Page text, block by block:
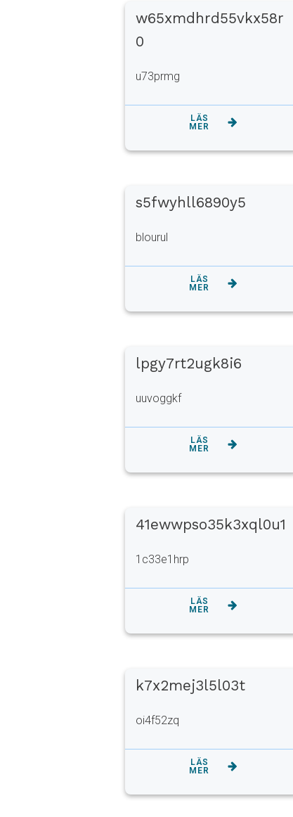
w65xmdhrd55vkx58r
0
u73prmg
LÄS
MER
s5fwyhll6890y5
blourul
LÄS
MER
lpgy7rt2ugk8i6
uuvoggkf
LÄS
MER
41ewwpso35k3xql0u1
1c33e1hrp
LÄS
MER
k7x2mej3l5l03t
oi4f52zq
LÄS
MER